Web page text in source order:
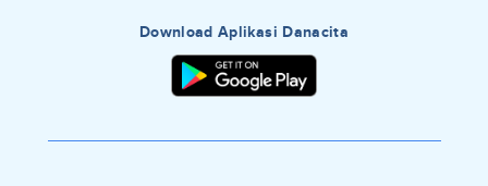
Download Aplikasi Danacita